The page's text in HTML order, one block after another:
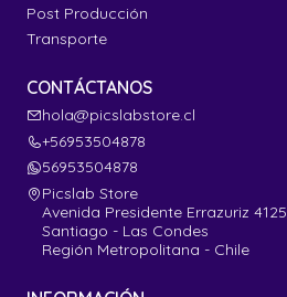
Post Producción
Transporte
CONTÁCTANOS
hola@picslabstore.cl
+56953504878
56953504878
Picslab Store
Avenida Presidente Errazuriz 4125
Santiago - Las Condes
Región Metropolitana - Chile